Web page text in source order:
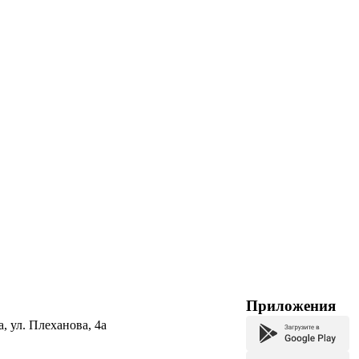
ул. Плеханова, 4а
Приложения